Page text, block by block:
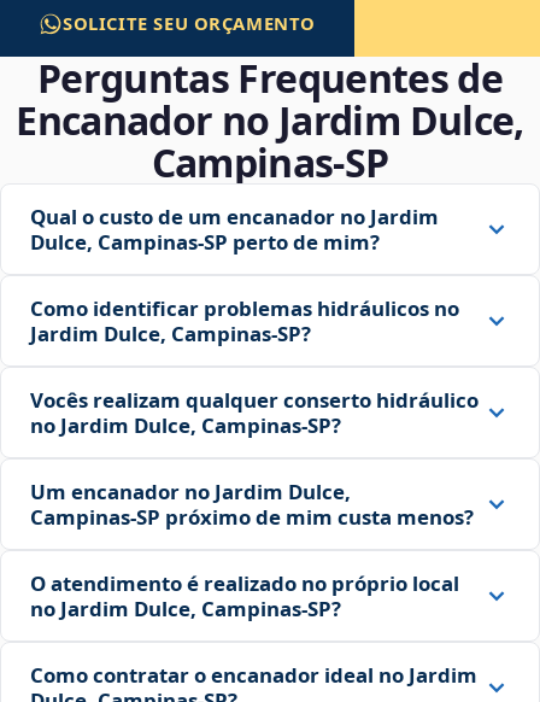
SOLICITE SEU ORÇAMENTO
Perguntas Frequentes de
Encanador no Jardim Dulce,
Campinas‑SP
Qual o custo de um encanador no Jardim
Dulce, Campinas‑SP perto de mim?
Como identificar problemas hidráulicos no
Jardim Dulce, Campinas‑SP?
Vocês realizam qualquer conserto hidráulico
no Jardim Dulce, Campinas‑SP?
Um encanador no Jardim Dulce,
Campinas‑SP próximo de mim custa menos?
O atendimento é realizado no próprio local
no Jardim Dulce, Campinas‑SP?
Como contratar o encanador ideal no Jardim